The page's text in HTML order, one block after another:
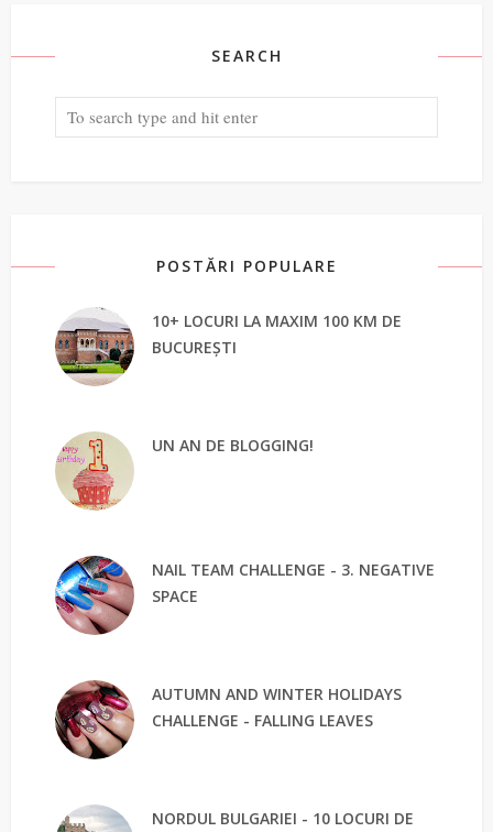
SEARCH
POSTĂRI POPULARE
10+ LOCURI LA MAXIM 100 KM DE
BUCUREȘTI
UN AN DE BLOGGING!
NAIL TEAM CHALLENGE - 3. NEGATIVE
SPACE
AUTUMN AND WINTER HOLIDAYS
CHALLENGE - FALLING LEAVES
NORDUL BULGARIEI - 10 LOCURI DE